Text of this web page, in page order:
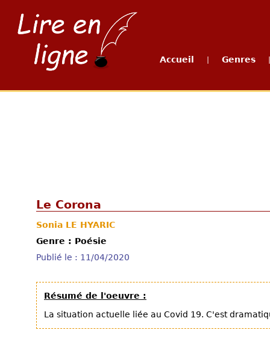
Accueil Genres
Le Corona
Sonia LE HYARIC
Genre : Poésie
Publié le : 11/04/2020
Résumé de l'oeuvre :
La situation actuelle liée au Covid 19. C'est